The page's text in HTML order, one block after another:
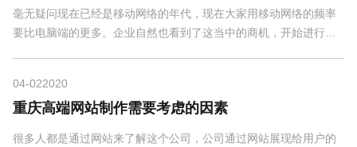
毫无疑问现在已经是移动网络的年代，现在大家用移动网络的频率
要比电脑端的更多。企业自然也看到了这当中的商机，开始进行移
04-022020
重庆高端网站制作需要考虑的因素
很多人都是通过网站来了解这个公司，公司通过网站展现给用户的